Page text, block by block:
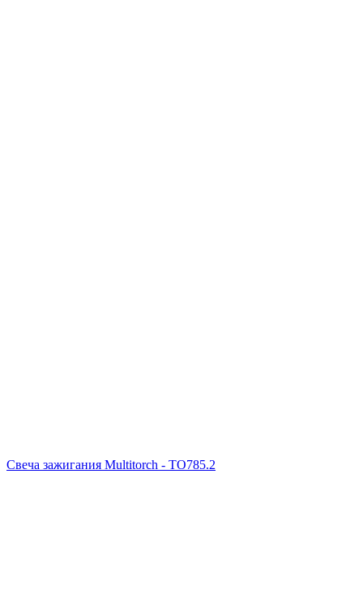
Свеча зажигания Multitorch - TO785.2